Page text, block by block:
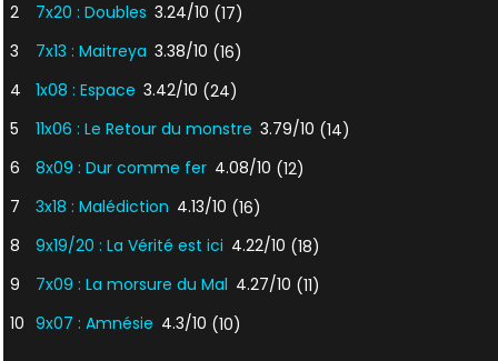
2
7x20 : Doubles 3.24/10 (17)
3
7x13 : Maitreya 3.38/10 (16)
4
1x08 : Espace 3.42/10 (24)
5
11x06 : Le Retour du monstre 3.79/10 (14)
6
8x09 : Dur comme fer 4.08/10 (12)
7
3x18 : Malédiction 4.13/10 (16)
8
9x19/20 : La Vérité est ici 4.22/10 (18)
9
7x09 : La morsure du Mal 4.27/10 (11)
10 9x07 : Amnésie 4.3/10 (10)